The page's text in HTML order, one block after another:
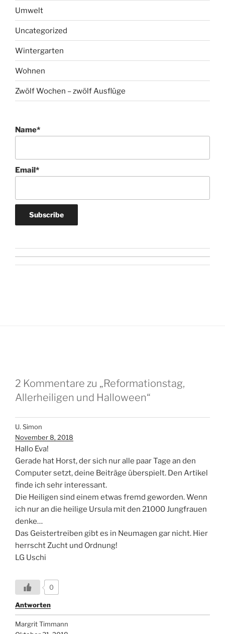
Umwelt
Uncategorized
Wintergarten
Wohnen
Zwölf Wochen – zwölf Ausflüge
Name*
Email*
2 Kommentare zu „Reformationstag,
Allerheiligen und Halloween“
U. Simon
November 8, 2018
Hallo Eva!
Gerade hat Horst, der sich nur alle paar Tage an den
Computer setzt, deine Beiträge überspielt. Den Artikel
finde ich sehr interessant.
Die Heiligen sind einem etwas fremd geworden. Wenn
ich nur an die heilige Ursula mit den 21000 Jungfrauen
denke…
Das Geistertreiben gibt es in Neumagen gar nicht. Hier
herrscht Zucht und Ordnung!
LG Uschi
0
Antworten
Margrit Timmann